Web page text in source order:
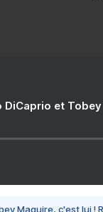
DiCaprio et
Maguire, c'est lui !